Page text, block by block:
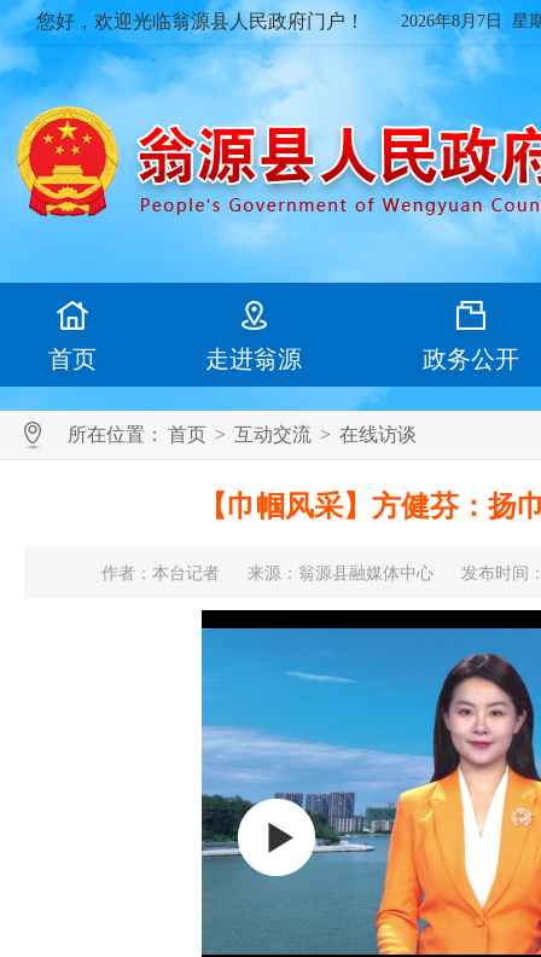
您好，欢迎光临翁源县人民政府门户！ 2026年8月7日 星
首页 走进翁源 政务公开
所在位置： 首页 > 互动交流 > 在线访谈
【巾帼风采】方健芬：扬
作者：本台记者 来源：翁源县融媒体中心 发布时间